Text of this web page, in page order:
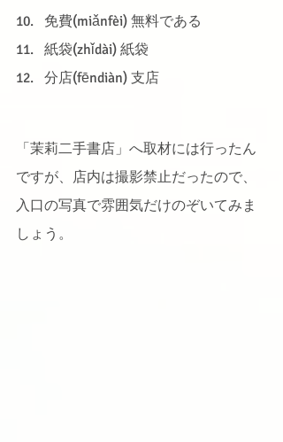
免費(miǎnfèi) 無料である
紙袋(zhǐdài) 紙袋
分店(fēndiàn) 支店
「茉莉二手書店」へ取材には行ったん
ですが、店内は撮影禁止だったので、
入口の写真で雰囲気だけのぞいてみま
しょう。